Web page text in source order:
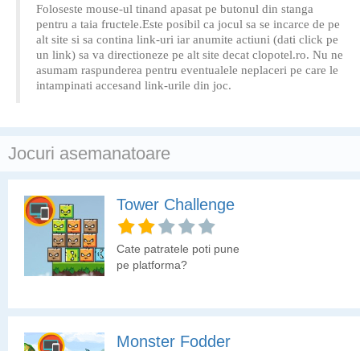
Foloseste mouse-ul tinand apasat pe butonul din stanga
pentru a taia fructele.Este posibil ca jocul sa se incarce de pe
alt site si sa contina link-uri iar anumite actiuni (dati click pe
un link) sa va directioneze pe alt site decat clopotel.ro. Nu ne
asumam raspunderea pentru eventualele neplaceri pe care le
intampinati accesand link-urile din joc.
Jocuri asemanatoare
Tower Challenge
Cate patratele poti pune
pe platforma?
Monster Fodder